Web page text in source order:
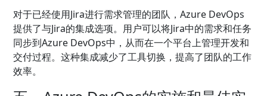
对于已经使用Jira进行需求管理的团队，Azure DevOps
提供了与Jira的集成选项。用户可以将Jira中的需求和任务
同步到Azure DevOps中，从而在一个平台上管理开发和
交付过程。这种集成减少了工具切换，提高了团队的工作
效率。